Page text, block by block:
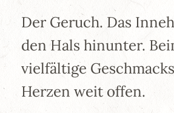
Der Geruch. Das
den Hals hinunter.
vielfältige
Herzen weit offen.